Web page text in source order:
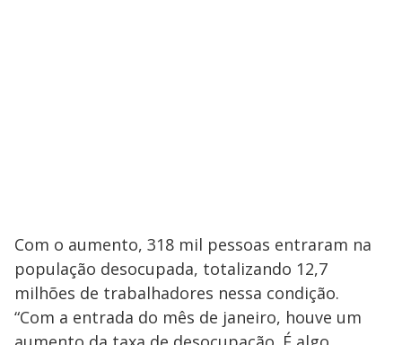
Com o aumento, 318 mil pessoas entraram na
população desocupada, totalizando 12,7
milhões de trabalhadores nessa condição.
“Com a entrada do mês de janeiro, houve um